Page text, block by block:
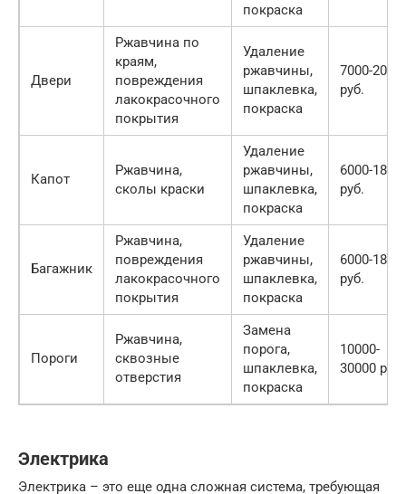
покраска
Двери
Ржавчина по
краям,
повреждения
лакокрасочного
покрытия
Удаление
ржавчины,
шпаклевка,
покраска
7000-
руб.
Капот
Ржавчина,
сколы краски
Удаление
ржавчины,
шпаклевка,
покраска
6000-
руб.
Багажник
Ржавчина,
повреждения
лакокрасочного
покрытия
Удаление
ржавчины,
шпаклевка,
покраска
6000-
руб.
Пороги
Ржавчина,
сквозные
отверстия
Замена
порога,
шпаклевка,
покраска
10000-
30000 руб.
Электрика
Электрика – это еще одна сложная система, требующая